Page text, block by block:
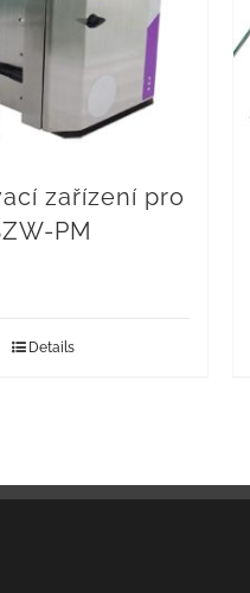
zařízení pro
PM
Details